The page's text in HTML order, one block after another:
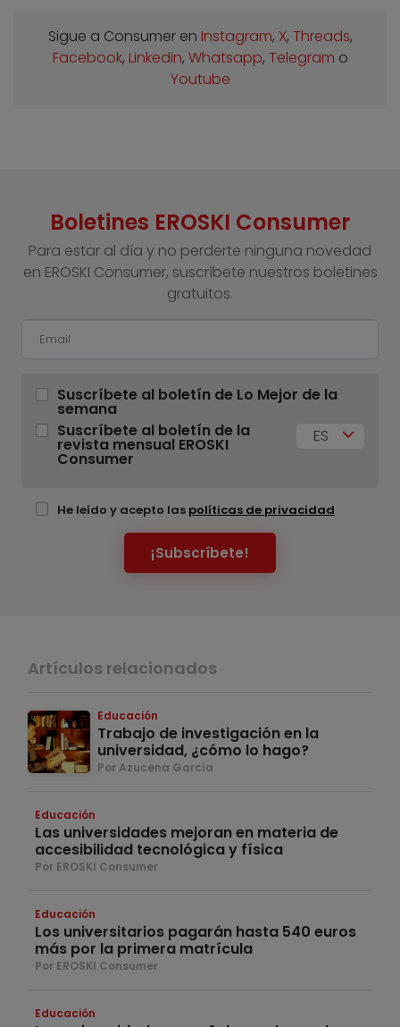
Sigue a Consumer en Instagram, X, Threads,
Facebook, Linkedin, Whatsapp, Telegram o
Youtube
Boletines EROSKI Consumer
Para estar al día y no perderte ninguna novedad
en EROSKI Consumer, suscríbete nuestros boletines
gratuitos.
Suscríbete al boletín de Lo Mejor de la
semana
Suscríbete al boletín de la
revista mensual EROSKI
Consumer
ES
He leído y acepto las políticas de privacidad
¡Subscríbete!
Artículos relacionados
Educación
Trabajo de investigación en la
universidad, ¿cómo lo hago?
Por Azucena García
Educación
Las universidades mejoran en materia de
accesibilidad tecnológica y física
Por EROSKI Consumer
Educación
Los universitarios pagarán hasta 540 euros
más por la primera matrícula
Por EROSKI Consumer
Educación